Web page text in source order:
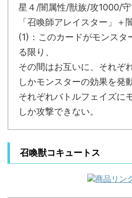
星４/闇属性/獣族/攻1000/
「召喚師アレイスター」＋
(1)：このカードがモンスタ
る限り、
その間はお互いに、それぞ
しかモンスターの効果を発
それぞれバトルフェイズに
しか攻撃できない。
召喚獣コキュートス